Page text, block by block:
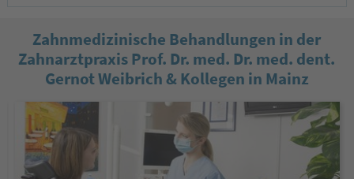
Zahnmedizinische Behandlungen in der
Zahnarztpraxis Prof. Dr. med. Dr. med. dent.
Gernot Weibrich & Kollegen in Mainz